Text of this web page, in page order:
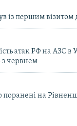
із першим візитом
атак РФ на АЗС в
з червнем
на